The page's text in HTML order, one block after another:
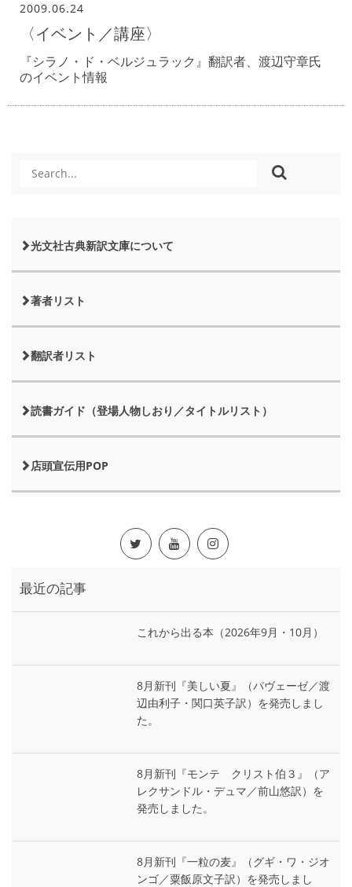
2009.06.24
〈イベント／講座〉
『シラノ・ド・ベルジュラック』翻訳者、渡辺守章氏
のイベント情報
光文社古典新訳文庫について
著者リスト
翻訳者リスト
読書ガイド（登場人物しおり／タイトルリスト）
店頭宣伝用POP
最近の記事
これから出る本（2026年9月・10月）
8月新刊『美しい夏』（パヴェーゼ／渡
辺由利子・関口英子訳）を発売しまし
た。
8月新刊『モンテ゠クリスト伯３』（ア
レクサンドル・デュマ／前山悠訳）を
発売しました。
8月新刊『一粒の麦』（グギ・ワ・ジオ
ンゴ／粟飯原文子訳）を発売しまし